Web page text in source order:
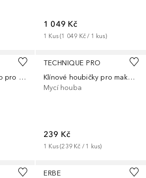
1 049 Kč
1 Kus (1 049 Kč / 1 kus)
Houbička na make-up pro dokonalé líčení
TECHNIQUE PRO
Klínové houbičky pro make-up Flower Wedges
Mycí houba
239 Kč
1 Kus (239 Kč / 1 kus)
ERBE